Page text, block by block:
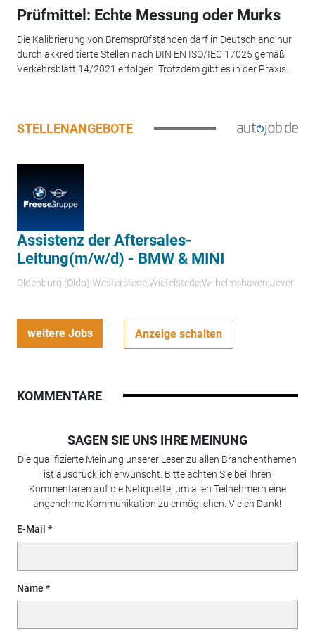
Prüfmittel: Echte Messung oder Murks
Die Kalibrierung von Bremsprüfständen darf in Deutschland nur
durch akkreditierte Stellen nach DIN EN ISO/IEC 17025 gemäß
Verkehrsblatt 14/2021 erfolgen. Trotzdem gibt es in der Praxis...
STELLENANGEBOTE
Assistenz der Aftersales-
Leitung(m/w/d) - BMW & MINI
Oldenburg (Oldb);Westerstede;Wiefelstede;Wilhelmshaven;Jever
weitere Jobs Anzeige schalten
KOMMENTARE
SAGEN SIE UNS IHRE MEINUNG
Die qualifizierte Meinung unserer Leser zu allen Branchenthemen
ist ausdrücklich erwünscht. Bitte achten Sie bei Ihren
Kommentaren auf die Netiquette, um allen Teilnehmern eine
angenehme Kommunikation zu ermöglichen. Vielen Dank!
E-Mail
Name